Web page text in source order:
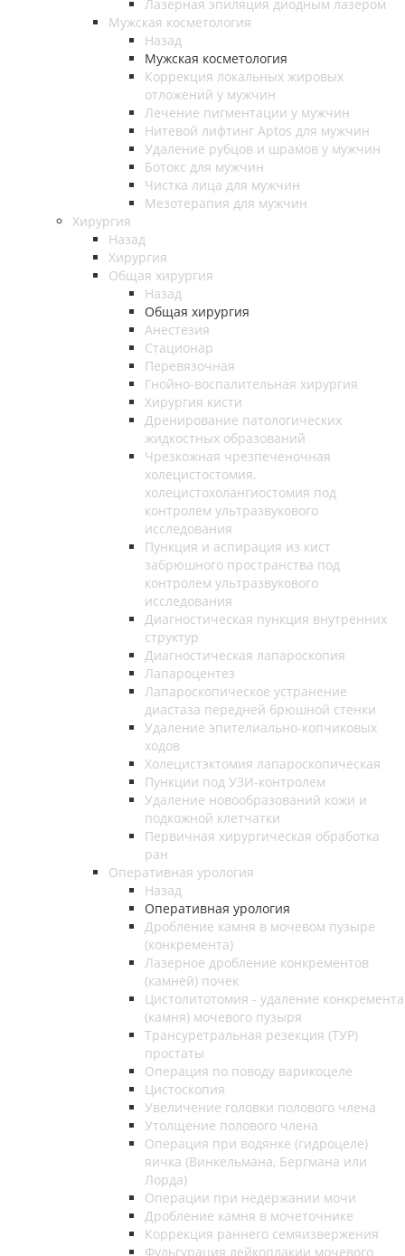
Лазерная эпиляция диодным лазером
Мужская косметология
Назад
Мужская косметология
Коррекция локальных жировых
отложений у мужчин
Лечение пигментации у мужчин
Нитевой лифтинг Aptos для мужчин
Удаление рубцов и шрамов у мужчин
Ботокс для мужчин
Чистка лица для мужчин
Мезотерапия для мужчин
Хирургия
Назад
Хирургия
Общая хирургия
Назад
Общая хирургия
Анестезия
Стационар
Перевязочная
Гнойно-воспалительная хирургия
Хирургия кисти
Дренирование патологических
жидкостных образований
Чрезкожная чрезпеченочная
холецистостомия,
холецистохолангиостомия под
контролем ультразвукового
исследования
Пункция и аспирация из кист
забрюшного пространства под
контролем ультразвукового
исследования
Диагностическая пункция внутренних
структур
Диагностическая лапароскопия
Лапароцентез
Лапароскопическое устранение
диастаза передней брюшной стенки
Удаление эпителиально-копчиковых
ходов
Холецистэктомия лапароскопическая
Пункции под УЗИ-контролем
Удаление новообразований кожи и
подкожной клетчатки
Первичная хирургическая обработка
ран
Оперативная урология
Назад
Оперативная урология
Дробление камня в мочевом пузыре
(конкремента)
Лазерное дробление конкрементов
(камней) почек
Цистолитотомия - удаление конкремента
(камня) мочевого пузыря
Трансуретральная резекция (ТУР)
простаты
Операция по поводу варикоцеле
Цистоскопия
Увеличение головки полового члена
Утолщение полового члена
Операция при водянке (гидроцеле)
яичка (Винкельмана, Бергмана или
Лорда)
Операции при недержании мочи
Дробление камня в мочеточнике
Коррекция раннего семяизвержения
Фульгурация лейкоплакии мочевого